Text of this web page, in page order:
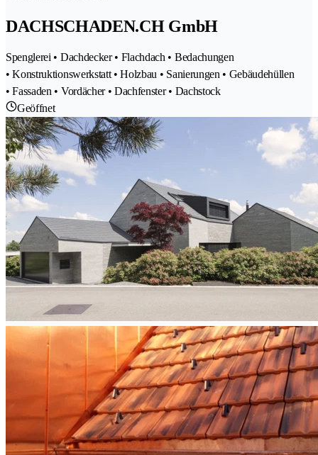
DACHSCHADEN.CH GmbH
Spenglerei • Dachdecker • Flachdach • Bedachungen
• Konstruktionswerkstatt • Holzbau • Sanierungen • Gebäudehüllen
• Fassaden • Vordächer • Dachfenster • Dachstock
Geöffnet